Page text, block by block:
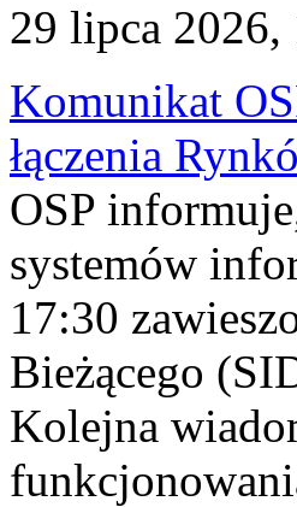
29 lipca 2026,
Komunikat
łączenia
OSP
systemów
17:30
Bieżącego
Kolejna